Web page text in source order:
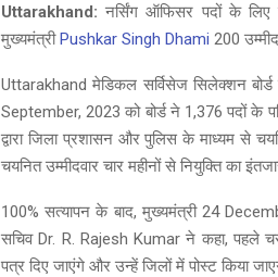
Uttarakhand: नर्सिंग ऑफिसर पदों के लिए
मुख्यमंत्रीPushkar Singh Dhami 200
Uttarakhand मेडिकल सर्विसेज सिलेक्शन
September, 2023 को बोर्ड ने 1,376 पदों के
द्वारा जिला प्रशासन और पुलिस के माध्यम से
चयनित उम्मीदवार चार महीनों से नियुक्ति का
100% सत्यापन के बाद, मुख्यमंत्री 24
सचिव Dr. R. Rajesh Kumar ने कहा, पहले
पत्र दिए जाएंगे और उन्हें जिलों में पोस्ट किया